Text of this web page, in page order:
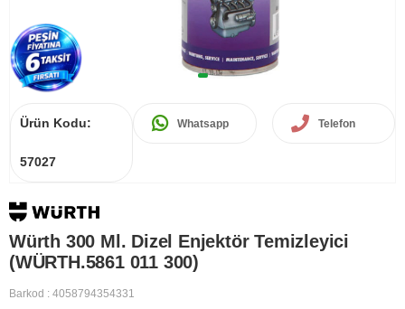
Ürün Kodu:
57027
Whatsapp Telefon
Würth 300 Ml. Dizel Enjektör Temizleyici
(WÜRTH.5861 011 300)
Barkod : 4058794354331